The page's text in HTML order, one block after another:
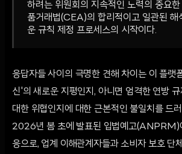
하려는 위원회의 지속적인 노력의 중요
품거래법(CEA)의 합리적이고 일관된 해
운 규칙 제정 프로세스의 시작이다.
응답자들 사이의 극명한 견해 차이는 이 플랫
신'의 새로운 지평인지, 아니면 엄격한 연방 규
대한 위협인지에 대한 근본적인 불일치를 드
2026년 봄 초에 발표된 입법예고(ANPRM)
응으로, 업계 이해관계자들과 소비자 보호 단